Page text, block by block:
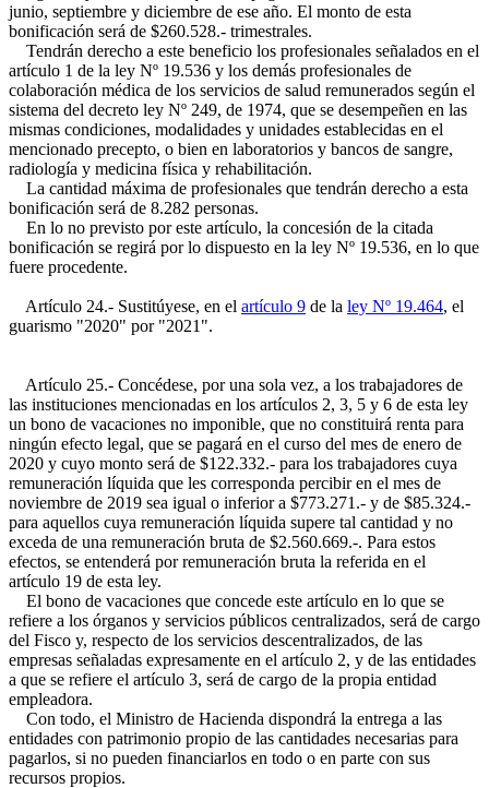
junio, septiembre y diciembre de ese año. El monto de esta
bonificación será de $260.528.- trimestrales.
Tendrán derecho a este beneficio los profesionales señalados en el
artículo 1 de la ley Nº 19.536 y los demás profesionales de
colaboración médica de los servicios de salud remunerados según el
sistema del decreto ley Nº 249, de 1974, que se desempeñen en las
mismas condiciones, modalidades y unidades establecidas en el
mencionado precepto, o bien en laboratorios y bancos de sangre,
radiología y medicina física y rehabilitación.
La cantidad máxima de profesionales que tendrán derecho a esta
bonificación será de 8.282 personas.
En lo no previsto por este artículo, la concesión de la citada
bonificación se regirá por lo dispuesto en la ley Nº 19.536, en lo que
fuere procedente.
Artículo 24.- Sustitúyese, en el artículo 9 de la ley Nº 19.464, el
guarismo "2020" por "2021".
Artículo 25.- Concédese, por una sola vez, a los trabajadores de
las instituciones mencionadas en los artículos 2, 3, 5 y 6 de esta ley
un bono de vacaciones no imponible, que no constituirá renta para
ningún efecto legal, que se pagará en el curso del mes de enero de
2020 y cuyo monto será de $122.332.- para los trabajadores cuya
remuneración líquida que les corresponda percibir en el mes de
noviembre de 2019 sea igual o inferior a $773.271.- y de $85.324.-
para aquellos cuya remuneración líquida supere tal cantidad y no
exceda de una remuneración bruta de $2.560.669.-. Para estos
efectos, se entenderá por remuneración bruta la referida en el
artículo 19 de esta ley.
El bono de vacaciones que concede este artículo en lo que se
refiere a los órganos y servicios públicos centralizados, será de cargo
del Fisco y, respecto de los servicios descentralizados, de las
empresas señaladas expresamente en el artículo 2, y de las entidades
a que se refiere el artículo 3, será de cargo de la propia entidad
empleadora.
Con todo, el Ministro de Hacienda dispondrá la entrega a las
entidades con patrimonio propio de las cantidades necesarias para
pagarlos, si no pueden financiarlos en todo o en parte con sus
recursos propios.